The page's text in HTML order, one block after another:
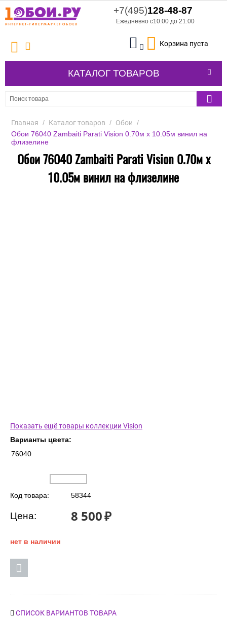
+7(495)128-48-87
Ежедневно с10:00 до 21:00
Корзина пуста
КАТАЛОГ ТОВАРОВ
Главная / Каталог товаров / Обои /
Обои 76040 Zambaiti Parati Vision 0.70м х 10.05м винил на
флизелине
Обои 76040 Zambaiti Parati Vision 0.70м х
10.05м винил на флизелине
Показать ещё товары коллекции Vision
Варианты цвета:
76040
Код товара: 58344
Цена: 8 500₽
нет в наличии
СПИСОК ВАРИАНТОВ ТОВАРА